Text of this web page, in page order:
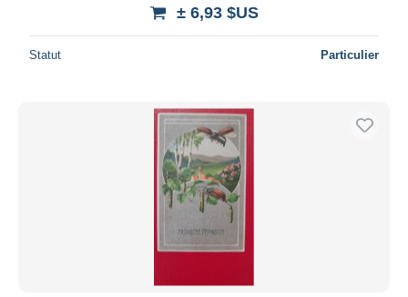
± 6,93 $US
Statut Particulier